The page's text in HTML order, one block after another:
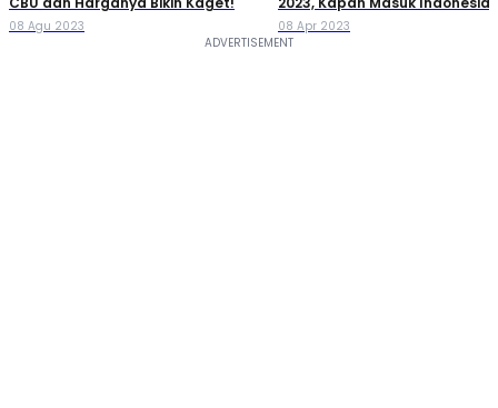
08 Agu 2023 08 Apr 2023